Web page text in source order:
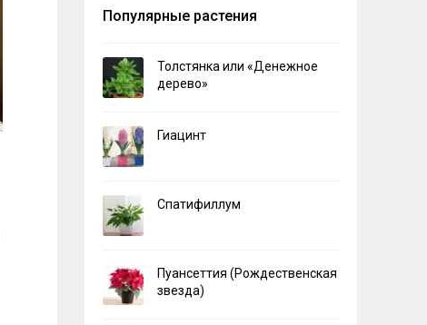
Популярные растения
Толстянка или «Денежное
дерево»
Гиацинт
Спатифиллум
Пуансеттия (Рождественская
звезда)